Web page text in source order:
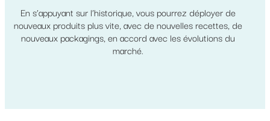
En s’appuyant sur l’historique, vous pourrez déployer de
nouveaux produits plus vite, avec de nouvelles recettes, de
nouveaux packagings, en accord avec les évolutions du
marché.